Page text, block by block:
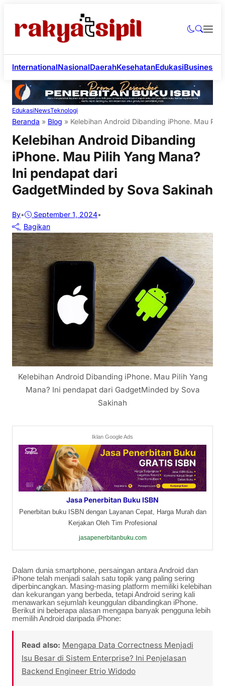
InternationalNasionalDaerahKesehatanEdukasiBusiness
EdukasiNewsTeknologi
Beranda » Blog » Kelebihan Android Dibanding iPhone. Mau
Kelebihan Android Dibanding
iPhone. Mau Pilih Yang Mana?
Ini pendapat dari
GadgetMinded by Sova Sakinah
By• September 1, 2024•
Bagikan
Kelebihan Android Dibanding iPhone. Mau Pilih Yang
Mana? Ini pendapat dari GadgetMinded by Sova
Sakinah
Iklan Google Ads
Jasa Penerbitan Buku ISBN
Penerbitan buku ISBN dengan Layanan Cepat, Harga Murah dan
Kerjakan Oleh Tim Profesional
jasapenerbitanbuku.com
Dalam dunia smartphone, persaingan antara Android dan
iPhone telah menjadi salah satu topik yang paling sering
diperbincangkan. Masing-masing platform memiliki kelebihan
dan kekurangan yang berbeda, tetapi Android sering kali
menawarkan sejumlah keunggulan dibandingkan iPhone.
Berikut ini beberapa alasan mengapa banyak pengguna lebih
memilih Android daripada iPhone:
Read also: Mengapa Data Correctness Menjadi
Isu Besar di Sistem Enterprise? Ini Penjelasan
Backend Engineer Etrio Widodo